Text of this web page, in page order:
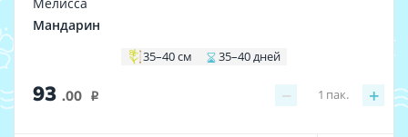
Мелисса
Мандарин
35–40 см 35–40 дней
93 .00 i − +
1 пак.